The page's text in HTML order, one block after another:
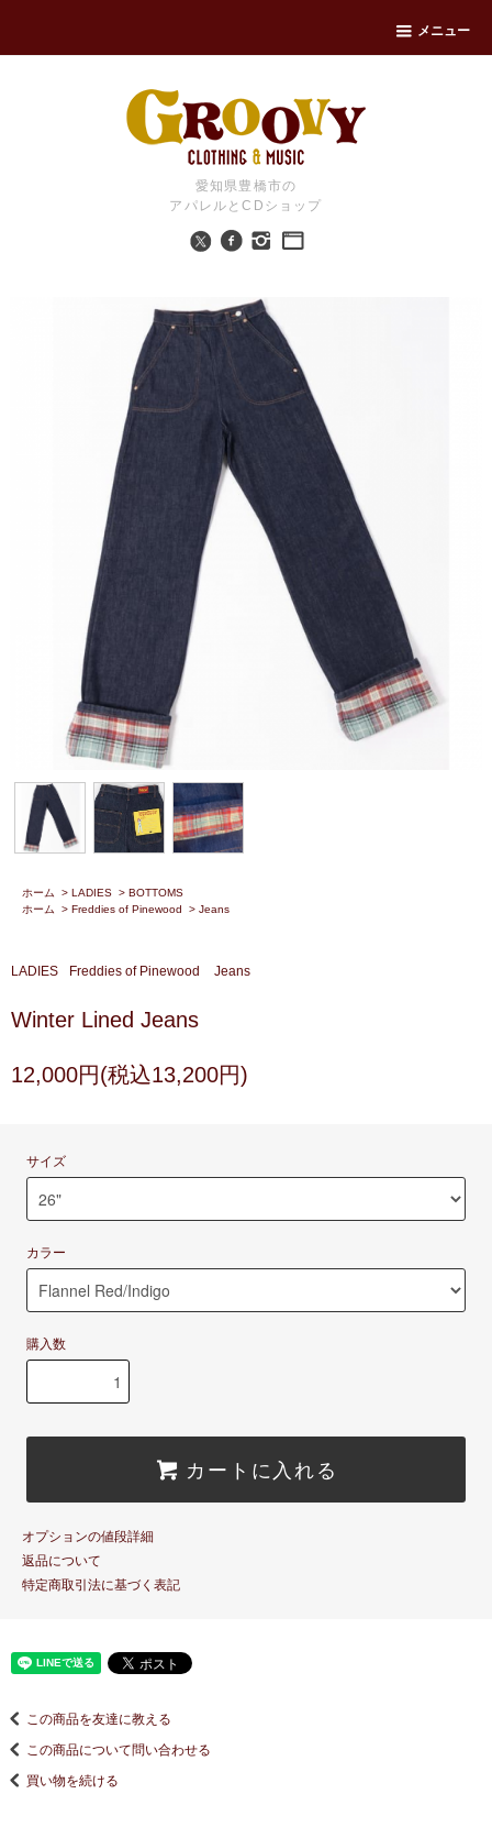
メニュー
愛知県豊橋市の
アパレルとCDショップ
ホーム > LADIES > BOTTOMS
ホーム
> Freddies of Pinewood > Jeans
LADIES Freddies of Pinewood Jeans
Winter Lined Jeans
12,000円(税込13,200円)
サイズ
カラー
購入数
カートに入れる
オプションの値段詳細
返品について
特定商取引法に基づく表記
この商品を友達に教える
この商品について問い合わせる
買い物を続ける